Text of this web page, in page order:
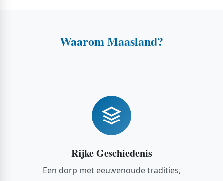
Waarom Maasland?
Rijke Geschiedenis
Een dorp met eeuwenoude tradities,